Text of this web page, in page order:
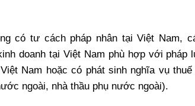
có tư cách pháp nhân tại Việt Nam,
doanh tại Việt Nam phù hợp với pháp
Nam hoặc có phát sinh nghĩa vụ
ngoài, nhà thầu phụ nước ngoài).